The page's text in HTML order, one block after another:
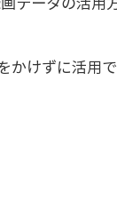
けずに活用